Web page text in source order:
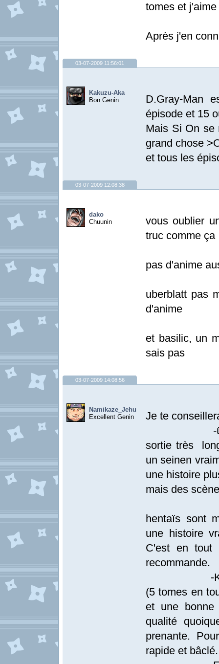
tomes et
Après j'en
03-07-2009 11:56:01
Kakuzu-Aka
Bon Genin
D.Gray-Man
épisode et 15
Mais Si On se
grand chose
et tous les
03-07-2009 12:08:38
dako
Chuunin
vous oublier
truc comme ça
pas d'anime
uberblatt pas
d'anime
et basilic, un
sais pas
03-07-2009 14:08:56
Namikaze_Jehu
Excellent Genin
Je te
-übel
sortie très
un seinen
une histoire
mais des
hentaïs sont
une histoire
C'est en tout
recommande.
-
(5 tomes en
et une bonne
qualité
prenante.
rapide et